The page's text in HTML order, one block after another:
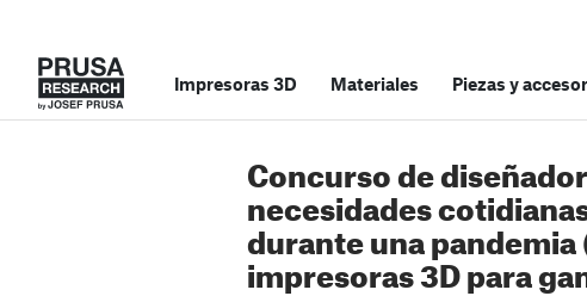
Impresoras 3D Materiales Piezas y
Concurso de
necesidades
durante una pandemia
impresoras 3D para